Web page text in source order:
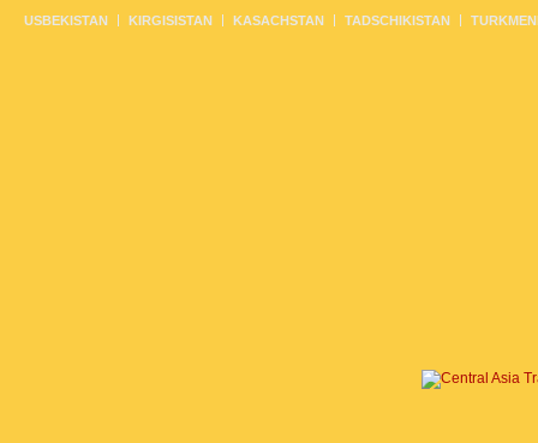
USBEKISTAN KIRGISISTAN KASACHSTAN TADSCHIKISTAN